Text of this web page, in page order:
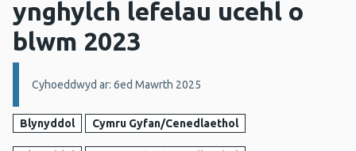
ynghylch lefelau ucehl o
blwm 2023
Manylion:
Cyhoeddwyd ar: 6ed Mawrth 2025
Blynyddol Cymru Gyfan/Cenedlaethol